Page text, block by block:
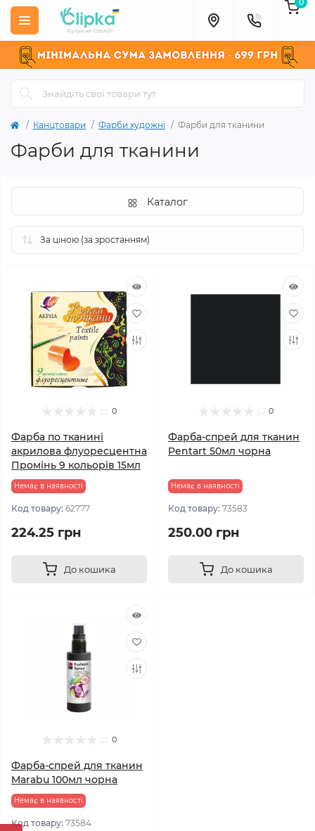
Канцтовари Фарби художні Фарби для тканини
Фарби для тканини
Каталог
0
Фарба по тканині
акрилова флуоресцентна
Промінь 9 кольорів 15мл
Немає в наявності
Код товару: 62777
224.25 грн
До кошика
0
Фарба-спрей для тканин
Pentart 50мл чорна
Немає в наявності
Код товару: 73583
250.00 грн
До кошика
0
Фарба-спрей для тканин
Marabu 100мл чорна
Немає в наявності
Код товару: 73584